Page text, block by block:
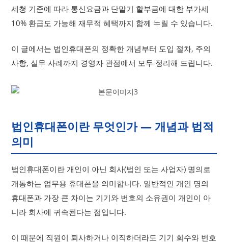
세청 기준에 따라 통신요금과 단말기 할부금에 대한 부가세
10% 환급도 가능해 재무적 혜택까지 함께 누릴 수 있습니다.
이 글에서는 법인휴대폰의 정확한 개념부터 도입 절차, 주의
사항, 실무 사례까지 경영자 관점에서 모두 정리해 드립니다.
법인휴대폰이란 무엇인가 — 개념과 법적
의미
법인휴대폰이란 개인이 아닌 회사(법인 또는 사업자) 명의로
개통하는 업무용 휴대폰을 의미합니다. 일반적인 개인 명의
휴대폰과 가장 큰 차이는 기기와 번호의 소유권이 개인이 아
니라 회사에 귀속된다는 점입니다.
이 때문에 직원이 퇴사하거나 이직하더라도 기기 회수와 번호